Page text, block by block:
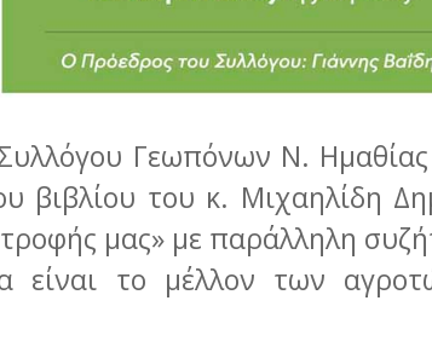
Γεωπόνων Ν.
βιβλίου του κ. Μιχαηλίδη
μας» με παράλληλη
είναι το μέλλον των